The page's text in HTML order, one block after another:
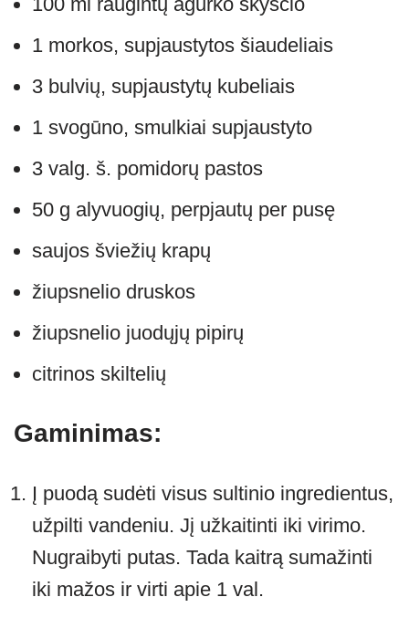
1 morkos, supjaustytos šiaudeliais
3 bulvių, supjaustytų kubeliais
1 svogūno, smulkiai supjaustyto
3 valg. š. pomidorų pastos
50 g alyvuogių, perpjautų per pusę
saujos šviežių krapų
žiupsnelio druskos
žiupsnelio juodųjų pipirų
citrinos skiltelių
Gaminimas:
Į puodą sudėti visus sultinio ingredientus,
užpilti vandeniu. Jį užkaitinti iki virimo.
Nugraibyti putas. Tada kaitrą sumažinti
iki mažos ir virti apie 1 val.